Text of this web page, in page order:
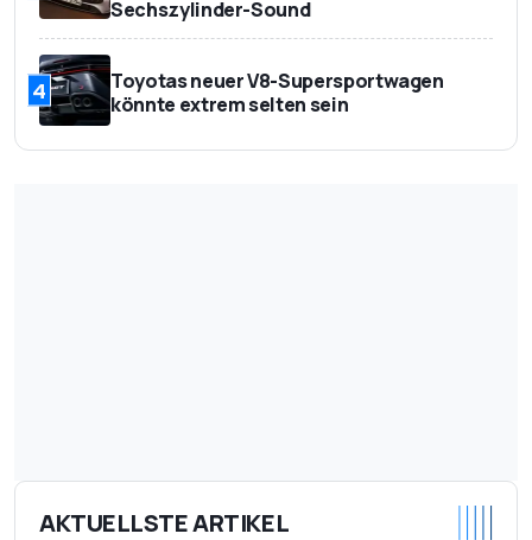
Sechszylinder-Sound
4
Toyotas neuer V8-Supersportwagen
könnte extrem selten sein
AKTUELLSTE ARTIKEL